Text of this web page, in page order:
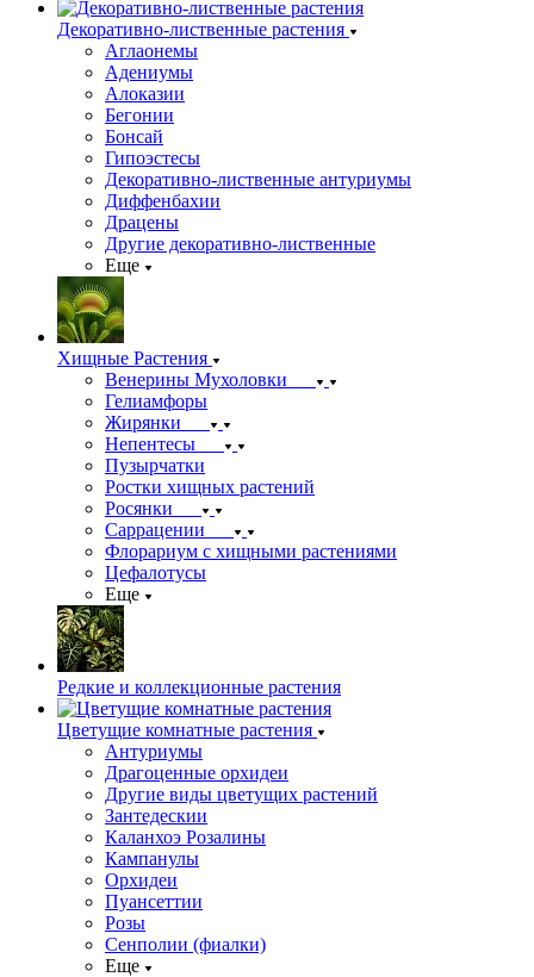
Декоративно-лиственные растения
Аглаонемы
Адениумы
Алоказии
Бегонии
Бонсай
Гипоэстесы
Декоративно-лиственные антуриумы
Диффенбахии
Драцены
Другие декоративно-лиственные
Еще
Хищные Растения
Венерины Мухоловки
Гелиамфоры
Жирянки
Непентесы
Пузырчатки
Ростки хищных растений
Росянки
Саррацении
Флорариум с хищными растениями
Цефалотусы
Еще
Редкие и коллекционные растения
Цветущие комнатные растения
Антуриумы
Драгоценные орхидеи
Другие виды цветущих растений
Зантедескии
Каланхоэ Розалины
Кампанулы
Орхидеи
Пуансеттии
Розы
Сенполии (фиалки)
Еще